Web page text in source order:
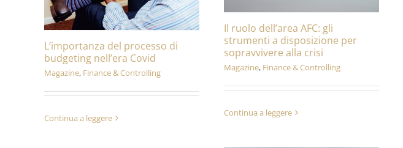
L’importanza del processo di
budgeting nell’era Covid
Magazine, Finance & Controlling
Continua a leggere
Il ruolo dell’area AFC: gli
strumenti a disposizione per
sopravvivere alla crisi
Magazine, Finance & Controlling
Continua a leggere